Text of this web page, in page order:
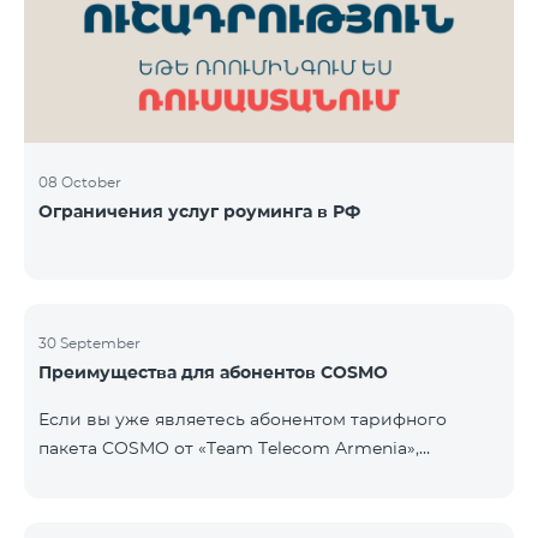
Фиксированная телефония: 180 минут на звонки
внутри фиксированной сети Team Телевизионная
08 October
Ограничения услуг роуминга в РФ
30 September
Преимущества для абонентов COSMO
Если вы уже являетесь абонентом тарифного
пакета COSMO от «Team Telecom Armenia»,